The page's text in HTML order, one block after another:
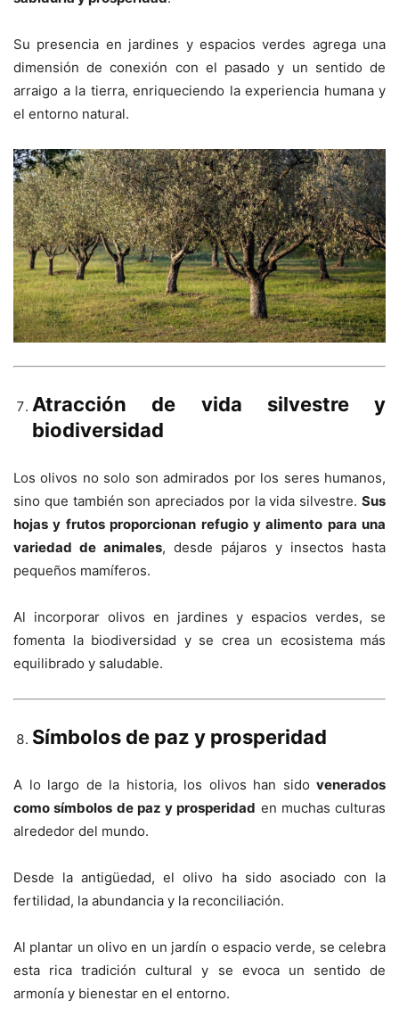
Su presencia en jardines y espacios verdes agrega una
dimensión de conexión con el pasado y un sentido de
arraigo a la tierra, enriqueciendo la experiencia humana y
el entorno natural.
Atracción de vida silvestre y
biodiversidad
Los olivos no solo son admirados por los seres humanos,
sino que también son apreciados por la vida silvestre. Sus
hojas y frutos proporcionan refugio y alimento para una
variedad de animales, desde pájaros y insectos hasta
pequeños mamíferos.
Al incorporar olivos en jardines y espacios verdes, se
fomenta la biodiversidad y se crea un ecosistema más
equilibrado y saludable.
Símbolos de paz y prosperidad
A lo largo de la historia, los olivos han sido venerados
como símbolos de paz y prosperidad en muchas culturas
alrededor del mundo.
Desde la antigüedad, el olivo ha sido asociado con la
fertilidad, la abundancia y la reconciliación.
Al plantar un olivo en un jardín o espacio verde, se celebra
esta rica tradición cultural y se evoca un sentido de
armonía y bienestar en el entorno.